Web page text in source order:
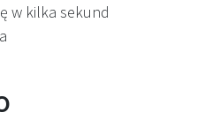
w kilka sekund